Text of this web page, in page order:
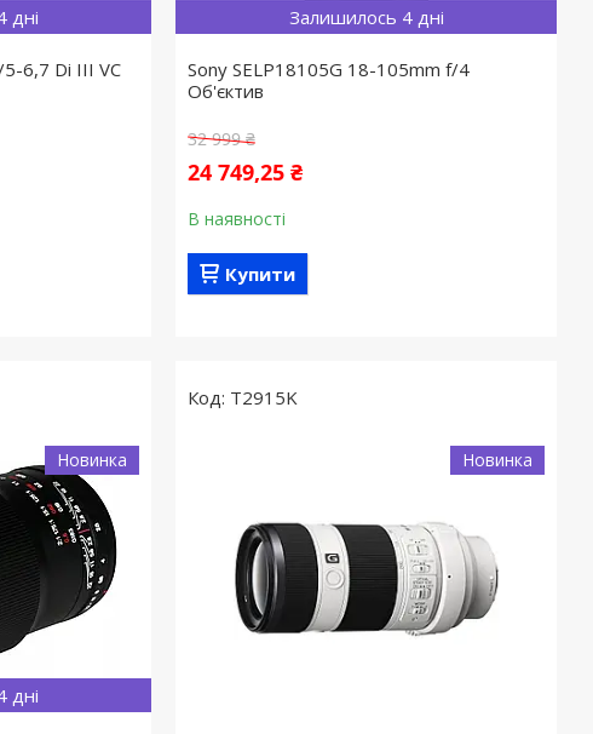
дні
6,7 Di III VC
Залишилось 4 дні
Sony SELP18105G 18-105mm f/4
Об'єктив
32 999 ₴
24 749,25 ₴
В наявності
Купити
дні
Новинка
T2915K
Новинка